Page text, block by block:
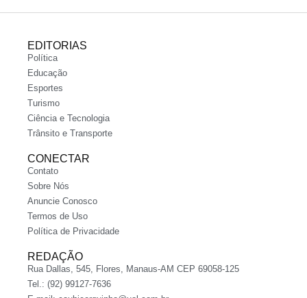
EDITORIAS
Política
Educação
Esportes
Turismo
Ciência e Tecnologia
Trânsito e Transporte
CONECTAR
Contato
Sobre Nós
Anuncie Conosco
Termos de Uso
Política de Privacidade
REDAÇÃO
Rua Dallas, 545, Flores, Manaus-AM CEP 69058-125
Tel.: (92) 99127-7636